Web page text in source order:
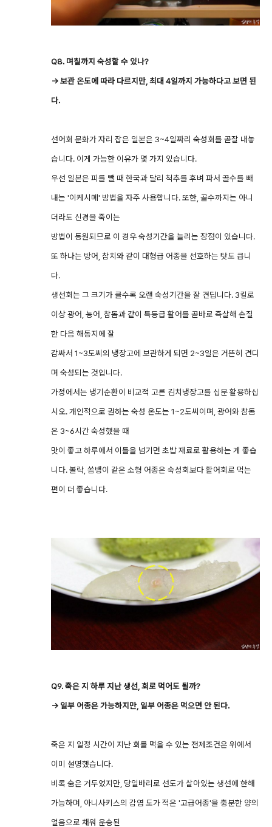
Q8. 며칠까지 숙성할 수 있나?
→ 보관 온도에 따라 다르지만, 최대 4일까지 가능하다고 보면 된
다.
선어회 문화가 자리 잡은 일본은 3~4일짜리 숙성회를 곧잘 내놓
습니다. 이게 가능한 이유가 몇 가지 있습니다.
우선 일본은 피를 뺄 때 한국과 달리 척추를 후벼 파서 골수를 빼
내는 '이케시메' 방법을 자주 사용합니다. 또한, 골수까지는 아니
더라도 신경을 죽이는
방법이 동원되므로 이 경우 숙성기간을 늘리는 장점이 있습니다.
또 하나는 방어, 참치와 같이 대형급 어종을 선호하는 탓도 큽니
다.
생선회는 그 크기가 클수록 오랜 숙성기간을 잘 견딥니다. 3킬로
이상 광어, 농어, 참돔과 같이 특등급 활어를 곧바로 즉살해 손질
한 다음 해동지에 잘
감싸서 1~3도씨의 냉장고에 보관하게 되면 2~3일은 거뜬히 견디
며 숙성되는 것입니다.
가정에서는 냉기순환이 비교적 고른 김치냉장고를 십분 활용하십
시오. 개인적으로 권하는 숙성 온도는 1~2도씨이며, 광어와 참돔
은 3~6시간 숙성했을 때
맛이 좋고 하루에서 이틀을 넘기면 초밥 재료로 활용하는 게 좋습
니다. 볼락, 쏨뱅이 같은 소형 어종은 숙성회보다 활어회로 먹는
편이 더 좋습니다.
Q9. 죽은 지 하루 지난 생선, 회로 먹어도 될까?
→ 일부 어종은 가능하지만, 일부 어종은 먹으면 안 된다.
죽은 지 일정 시간이 지난 회를 먹을 수 있는 전제조건은 위에서
이미 설명했습니다.
비록 숨은 거두었지만, 당일바리로 선도가 살아있는 생선에 한해
가능하며, 아니사키스의 감염 도가 적은 '고급어종'을 충분한 양의
얼음으로 채워 운송된